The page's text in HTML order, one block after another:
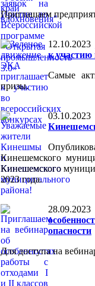
Приглашаем
12.10.2023
к участию
Самые
призы.
03.10.2023
Кинешемского
Кинешемского
2023 года.
28.09.2023
опасности
Для доступа на